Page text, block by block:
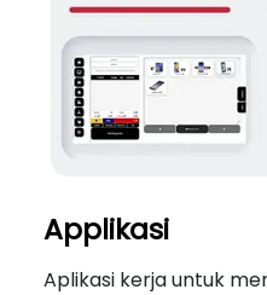
Applikasi
Aplikasi kerja untuk